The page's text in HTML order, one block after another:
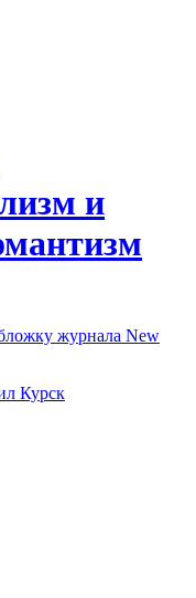
и
журнала New
Курск